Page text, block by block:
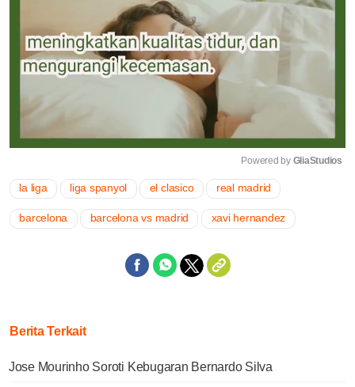
Powered by GliaStudios
la liga liga spanyol el clasico real madrid
barcelona barcelona vs madrid xavi hernandez
Berita Terkait
Jose Mourinho Soroti Kebugaran Bernardo Silva